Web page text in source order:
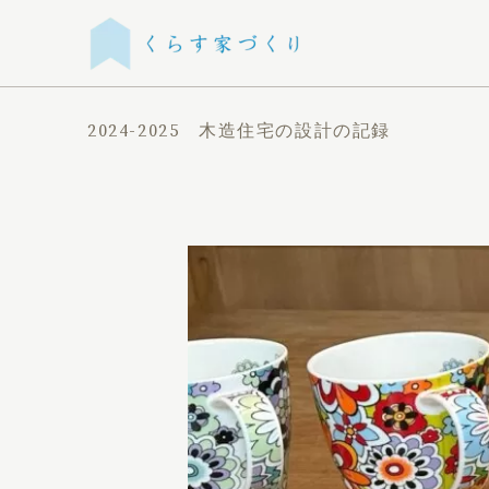
2024-2025 木造住宅の設計の記録